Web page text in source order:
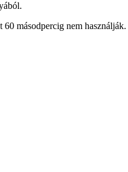
másodpercig nem használják.